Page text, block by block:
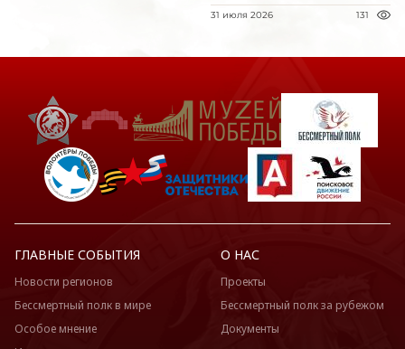
31 июля 2026 131
ГЛАВНЫЕ СОБЫТИЯ
Новости регионов
Бессмертный полк в мире
Особое мнение
О НАС
Проекты
Бессмертный полк за рубежом
Документы